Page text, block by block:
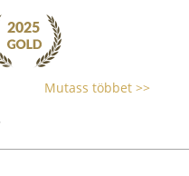
Mutass többet >>